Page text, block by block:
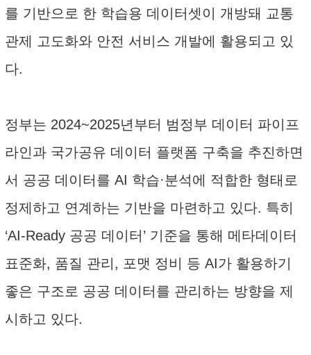
를 기반으로 한 학습용 데이터셋이 개방돼 교통
관제 고도화와 안전 서비스 개발에 활용되고 있
다.
정부는 2024~2025년부터 범정부 데이터 파이프
라인과 국가공유 데이터 플랫폼 구축을 추진하면
서 공공 데이터를 AI 학습·분석에 적합한 형태로
정제하고 연계하는 기반을 마련하고 있다. 특히
‘AI-Ready 공공 데이터’ 기준을 통해 메타데이터
표준화, 품질 관리, 포맷 정비 등 AI가 활용하기
좋은 구조로 공공 데이터를 관리하는 방향을 제
시하고 있다.